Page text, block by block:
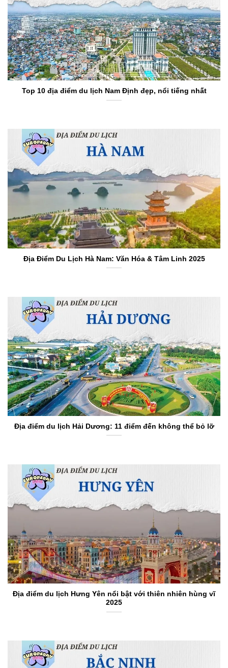
Top 10 địa điểm du lịch Nam Định đẹp, nổi tiếng nhất
Địa Điểm Du Lịch Hà Nam: Văn Hóa & Tâm Linh 2025
Địa điểm du lịch Hải Dương: 11 điểm đến không thể bỏ lỡ
Địa điểm du lịch Hưng Yên nổi bật với thiên nhiên hùng vĩ
2025